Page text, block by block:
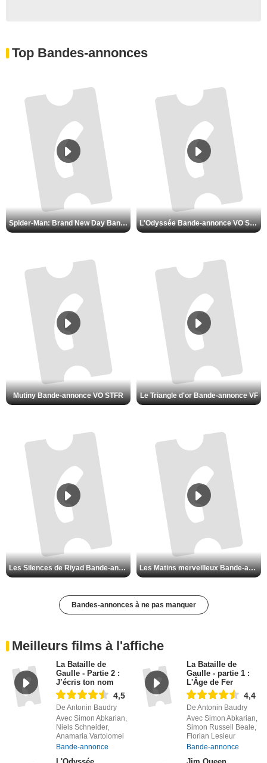
Top Bandes-annonces
Spider-Man: Brand New Day Bande-annonce VO STFR L'Odyssée Bande-annonce VO STFR
Mutiny Bande-annonce VO STFR Le Triangle d'or Bande-annonce VF
Les Silences de Riyad Bande-annonce VO STFR Les Matins merveilleux Bande-annonce VF
Bandes-annonces à ne pas manquer
La Bataille de
Gaulle - Partie 2 :
J’écris ton nom
4,5
De Antonin Baudry
Avec Simon Abkarian,
Niels Schneider,
Anamaria Vartolomei
Bande-annonce
La Bataille de
Gaulle - partie 1 :
L'Âge de Fer
4,4
De Antonin Baudry
Avec Simon Abkarian,
Simon Russell Beale,
Florian Lesieur
Bande-annonce